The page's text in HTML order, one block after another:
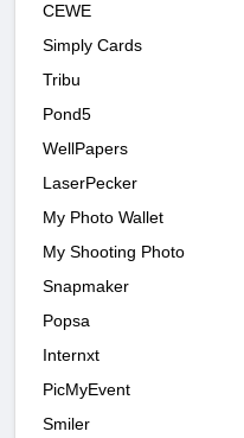
CEWE
Simply Cards
Tribu
Pond5
WellPapers
LaserPecker
My Photo Wallet
My Shooting Photo
Snapmaker
Popsa
Internxt
PicMyEvent
Smiler